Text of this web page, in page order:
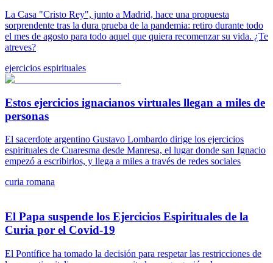
La Casa "Cristo Rey", junto a Madrid, hace una propuesta
sorprendente tras la dura prueba de la pandemia: retiro durante todo
el mes de agosto para todo aquel que quiera recomenzar su vida. ¿Te
atreves?
ejercicios espirituales
Estos ejercicios ignacianos virtuales llegan a miles de
personas
El sacerdote argentino Gustavo Lombardo dirige los ejercicios
espirituales de Cuaresma desde Manresa, el lugar donde san Ignacio
empezó a escribirlos, y llega a miles a través de redes sociales
curia romana
El Papa suspende los Ejercicios Espirituales de la
Curia por el Covid-19
El Pontífice ha tomado la decisión para respetar las restricciones de